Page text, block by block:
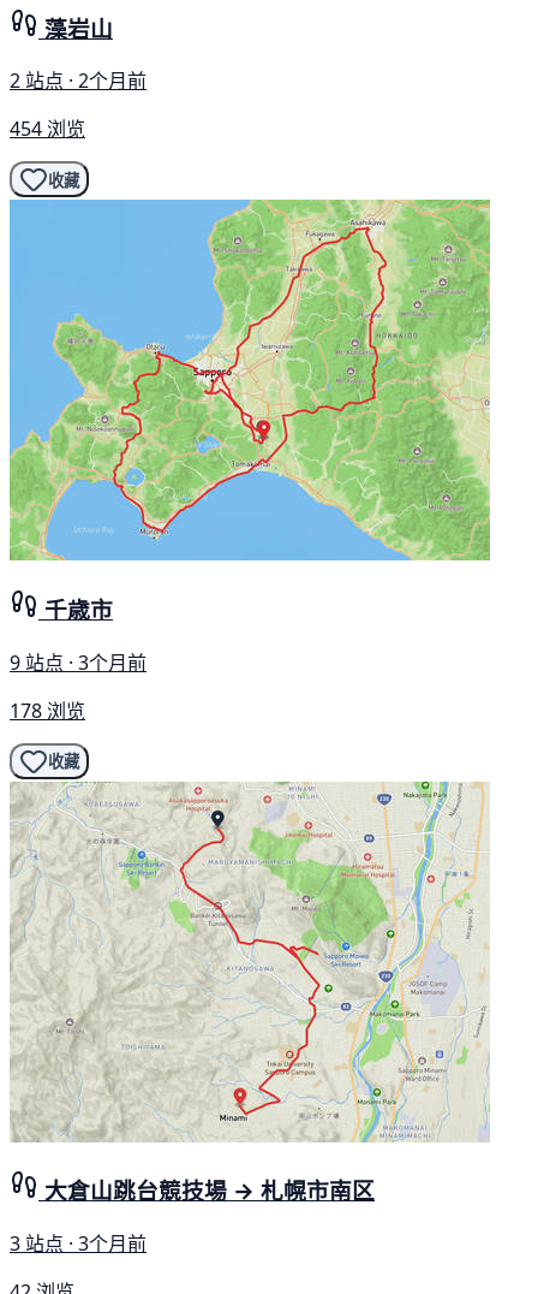
藻岩山
2 站点 · 2个月前
454 浏览
收藏
千歳市
9 站点 · 3个月前
178 浏览
收藏
大倉山跳台競技場 → 札幌市南区
3 站点 · 3个月前